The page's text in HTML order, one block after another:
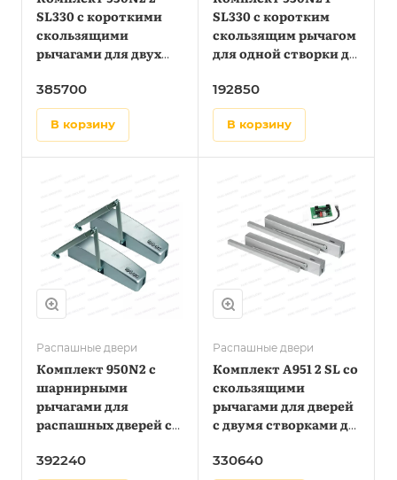
SL330 с короткими
скользящими
рычагами для двух
385700
в корзину
SL330 с коротким
скользящим рычагом
для одной створки до
192850
в корзину
Распашные двери
Комплект 950N2 с
шарнирными
рычагами для
распашных дверей с
1,4 метра
392240
Распашные двери
Комплект А951 2 SL со
скользящими
рычагами для дверей
с двумя створками до
330640